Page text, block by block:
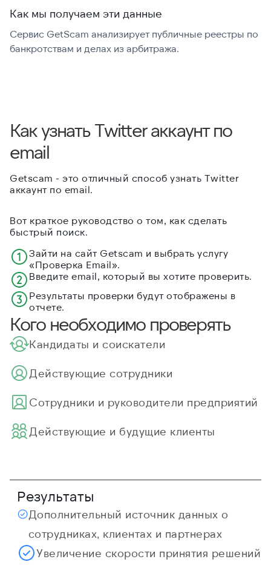
Как мы получаем эти данные
Сервис GetScam анализирует публичные реестры по
банкротствам и делах из арбитража.
Как узнать Twitter аккаунт по
email
Getscam - это отличный способ узнать Twitter
аккаунт по email.
Вот краткое руководство о том, как сделать
быстрый поиск.
Зайти на сайт Getscam и выбрать услугу
«Проверка Email».
Введите email, который вы хотите проверить.
Результаты проверки будут отображены в
отчете.
Кого необходимо проверять
Кандидаты и соискатели
Действующие сотрудники
Cотрудники и руководители предприятий
Действующие и будущие клиенты
Результаты
Дополнительный источник данных о
сотрудниках, клиентах и партнерах
Увеличение скорости принятия решений